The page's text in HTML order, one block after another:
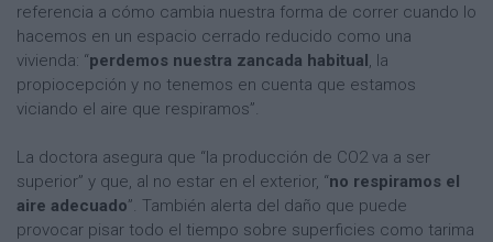
referencia a cómo cambia nuestra forma de correr cuando lo
hacemos en un espacio cerrado reducido como una
vivienda: “perdemos nuestra zancada habitual, la
propiocepción y no tenemos en cuenta que estamos
viciando el aire que respiramos”.
La doctora asegura que “la producción de CO2 va a ser
superior” y que, al no estar en el exterior, “no respiramos el
aire adecuado”. También alerta del daño que puede
provocar pisar todo el tiempo sobre superficies como tarima